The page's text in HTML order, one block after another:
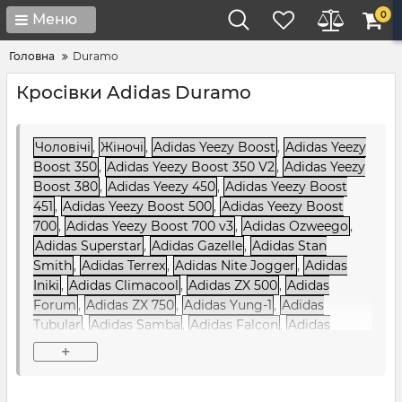
Меню 0
Головна Duramo
Кросівки Adidas Duramo
Чоловічі , Жіночі , Adidas Yeezy Boost , Adidas Yeezy
Boost 350, Adidas Yeezy Boost 350 V2, Adidas Yeezy
Boost 380, Adidas Yeezy 450, Adidas Yeezy Boost
451 , Adidas Yeezy Boost 500, Adidas Yeezy Boost
700, Adidas Yeezy Boost 700 v3, Adidas Ozweego ,
Adidas Superstar , Adidas Gazelle, Adidas Stan
Smith, Adidas Terrex, Adidas Nite Jogger , Adidas
Iniki , Adidas Climacool , Adidas ZX 500, Adidas
Forum , Adidas ZX 750, Adidas Yung-1 , Adidas
Tubular , Adidas Samba , Adidas Falcon , Adidas
Sharks,Adidas Ozelia
NMD,Adidas NiteBall
+